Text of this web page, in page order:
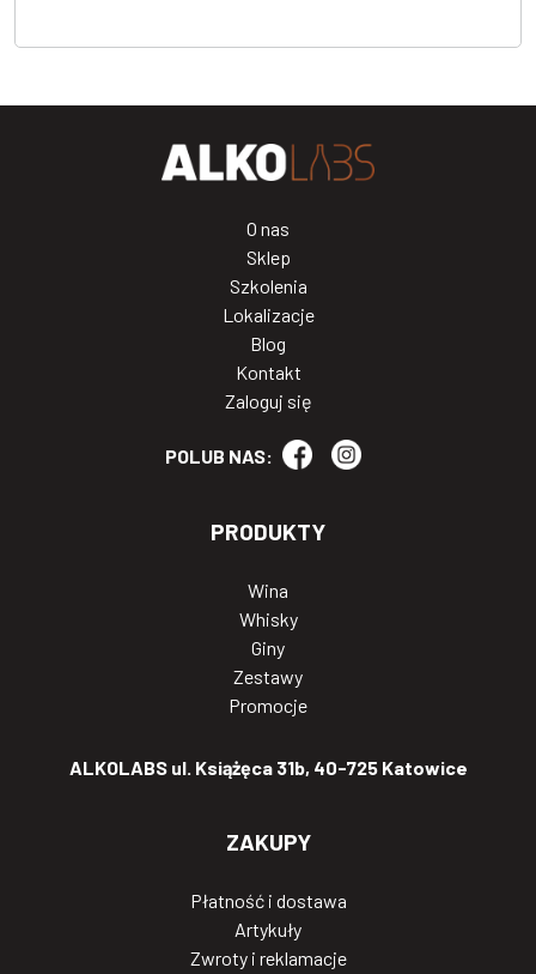
O nas
Sklep
Szkolenia
Lokalizacje
Blog
Kontakt
Zaloguj się
POLUB NAS:
PRODUKTY
Wina
Whisky
Giny
Zestawy
Promocje
ALKOLABS ul. Książęca 31b, 40-725 Katowice
ZAKUPY
Płatność i dostawa
Artykuły
Zwroty i reklamacje